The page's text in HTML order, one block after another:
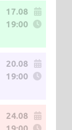
17.08
19:00
20.08
19:00
24.08